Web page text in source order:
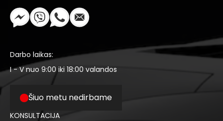
Darbo laikas:
I - V nuo 9:00 iki 18:00 valandos
Šiuo metu nedirbame
KONSULTACIJA